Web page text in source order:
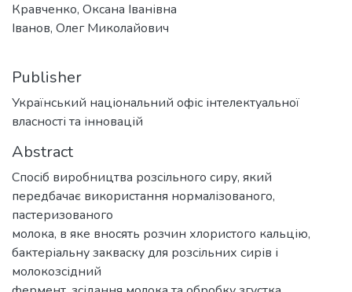
Кравченко, Оксана Іванівна
Іванов, Олег Миколайович
Publisher
Український національний офіс інтелектуальної
власності та інновацій
Abstract
Спосіб виробництва розсільного сиру, який
передбачає використання нормалізованого,
пастеризованого
молока, в яке вносять розчин хлористого кальцію,
бактеріальну закваску для розсільних сирів і
молокозсідний